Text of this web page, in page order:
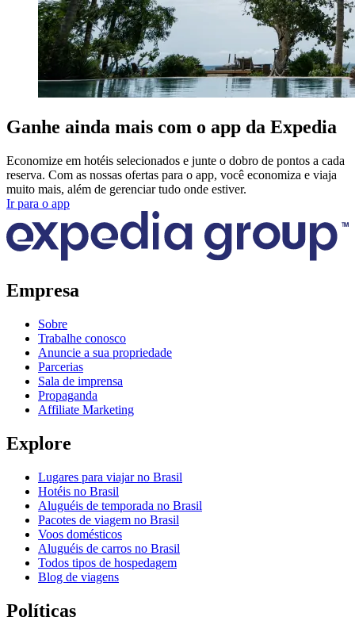
Ganhe ainda mais com o app da Expedia
Economize em hotéis selecionados e junte o dobro de pontos a cada
reserva. Com as nossas ofertas para o app, você economiza e viaja
muito mais, além de gerenciar tudo onde estiver.
Ir para o app
Empresa
Sobre
Trabalhe conosco
Anuncie a sua propriedade
Parcerias
Sala de imprensa
Propaganda
Affiliate Marketing
Explore
Lugares para viajar no Brasil
Hotéis no Brasil
Aluguéis de temporada no Brasil
Pacotes de viagem no Brasil
Voos domésticos
Aluguéis de carros no Brasil
Todos tipos de hospedagem
Blog de viagens
Políticas